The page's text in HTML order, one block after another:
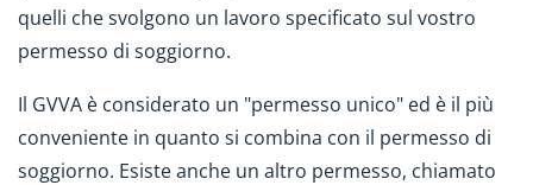
quelli che svolgono un lavoro specificato sul vostro
permesso di soggiorno.
Il GVVA è considerato un "permesso unico" ed è il più
conveniente in quanto si combina con il permesso di
soggiorno. Esiste anche un altro permesso, chiamato